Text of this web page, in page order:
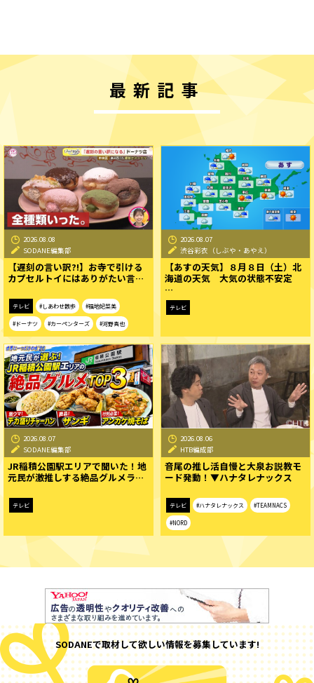
最新記事
2026.08.08
SODANE編集部
【遅刻の言い訳?!】お寺で引ける
カプセルトイにはありがたい言…
テレビ #しあわせ散歩 #福地妃菜美
#ドーナツ #カーペンターズ #河野真也
2026.08.07
渋谷彩衣（しぶや・あやえ）
【あすの天気】８月８日（土）北
海道の天気 大気の状態不安定
…
テレビ
2026.08.07
SODANE編集部
JR稲積公園駅エリアで聞いた！地
元民が激推しする絶品グルメラ…
テレビ
2026.08.06
HTB編成部
音尾の推し活自慢と大泉お説教モ
ード発動！▼ハナタレナックス
テレビ #ハナタレナックス #TEAMNACS
#NORD
SODANEで取材して欲しい情報を募集しています!